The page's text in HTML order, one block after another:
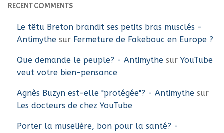
RECENT COMMENTS
Le têtu Breton brandit ses petits bras musclés -
Antimythe sur Fermeture de Fakebouc en Europe ?
Que demande le peuple? - Antimythe sur YouTube
veut votre bien-pensance
Agnès Buzyn est-elle "protégée"? - Antimythe sur
Les docteurs de chez YouTube
Porter la muselière, bon pour la santé? -